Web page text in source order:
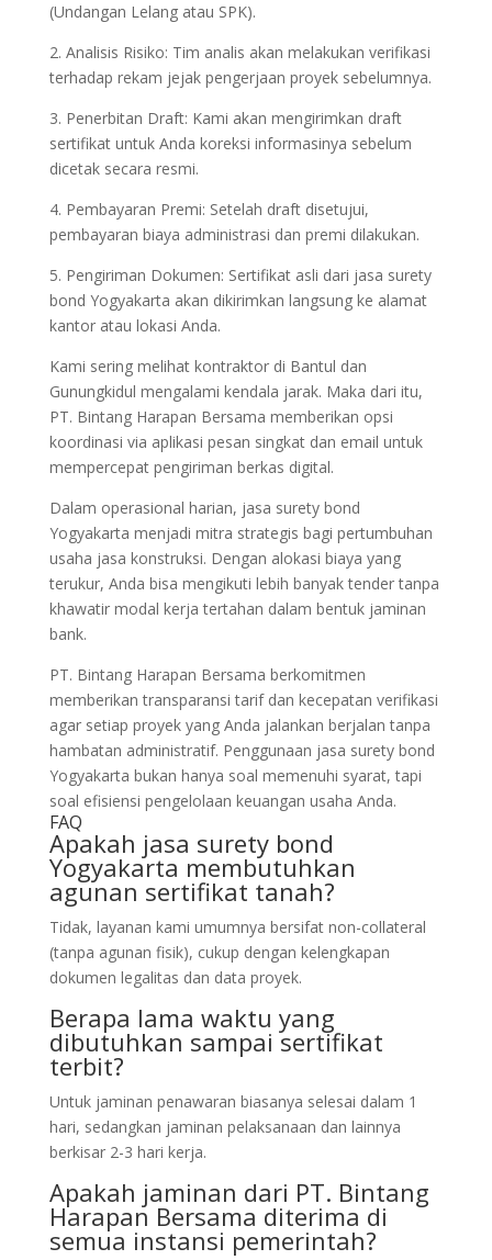
(Undangan Lelang atau SPK).
2. Analisis Risiko: Tim analis akan melakukan verifikasi
terhadap rekam jejak pengerjaan proyek sebelumnya.
3. Penerbitan Draft: Kami akan mengirimkan draft
sertifikat untuk Anda koreksi informasinya sebelum
dicetak secara resmi.
4. Pembayaran Premi: Setelah draft disetujui,
pembayaran biaya administrasi dan premi dilakukan.
5. Pengiriman Dokumen: Sertifikat asli dari jasa surety
bond Yogyakarta akan dikirimkan langsung ke alamat
kantor atau lokasi Anda.
Kami sering melihat kontraktor di Bantul dan
Gunungkidul mengalami kendala jarak. Maka dari itu,
PT. Bintang Harapan Bersama memberikan opsi
koordinasi via aplikasi pesan singkat dan email untuk
mempercepat pengiriman berkas digital.
Dalam operasional harian, jasa surety bond
Yogyakarta menjadi mitra strategis bagi pertumbuhan
usaha jasa konstruksi. Dengan alokasi biaya yang
terukur, Anda bisa mengikuti lebih banyak tender tanpa
khawatir modal kerja tertahan dalam bentuk jaminan
bank.
PT. Bintang Harapan Bersama berkomitmen
memberikan transparansi tarif dan kecepatan verifikasi
agar setiap proyek yang Anda jalankan berjalan tanpa
hambatan administratif. Penggunaan jasa surety bond
Yogyakarta bukan hanya soal memenuhi syarat, tapi
soal efisiensi pengelolaan keuangan usaha Anda.
FAQ
Apakah jasa surety bond
Yogyakarta membutuhkan
agunan sertifikat tanah?
Tidak, layanan kami umumnya bersifat non-collateral
(tanpa agunan fisik), cukup dengan kelengkapan
dokumen legalitas dan data proyek.
Berapa lama waktu yang
dibutuhkan sampai sertifikat
terbit?
Untuk jaminan penawaran biasanya selesai dalam 1
hari, sedangkan jaminan pelaksanaan dan lainnya
berkisar 2-3 hari kerja.
Apakah jaminan dari PT. Bintang
Harapan Bersama diterima di
semua instansi pemerintah?